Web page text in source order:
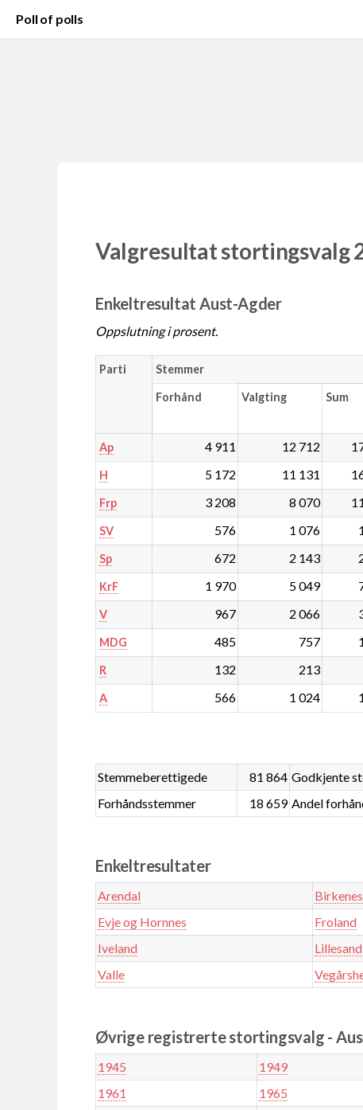
Poll of polls
Valgresultat stortingsvalg
Enkeltresultat Aust-Agder
Oppslutning i prosent.
Parti Stemmer
Forhånd Valgting Sum
Ap 4 911 12 712
H 5 172 11 131
Frp 3 208 8 070
SV 576 1 076
Sp 672 2 143
KrF 1 970 5 049
V 967 2 066
MDG 485 757
R 132 213
A 566 1 024
Stemmeberettigede 81 864 Godkjente
Forhåndsstemmer
18 659 Andel
Enkeltresultater
Arendal Birkenes
Evje og Hornnes
Froland
Iveland
Lillesand
Valle
Øvrige registrerte stortingsvalg -
1945 1949
1961
1965